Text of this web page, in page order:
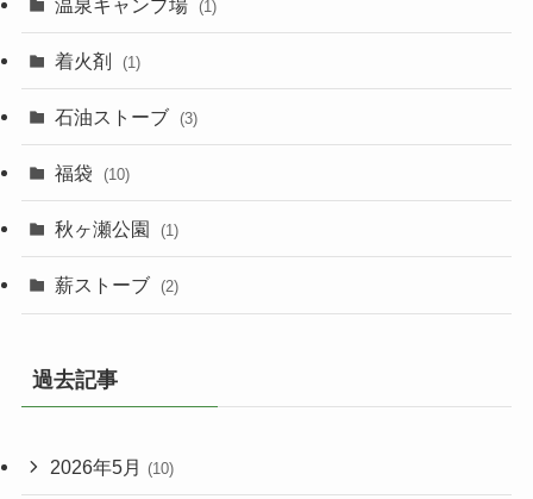
(1)
着火剤 (1)
石油ストーブ (3)
福袋 (10)
秋ヶ瀬公園 (1)
薪ストーブ (2)
過去記事
2026年5月 (10)